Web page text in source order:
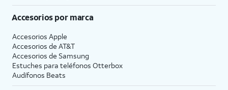
Accesorios por marca
Accesorios Apple
Accesorios de AT&T
Accesorios de Samsung
Estuches para teléfonos Otterbox
Audífonos Beats